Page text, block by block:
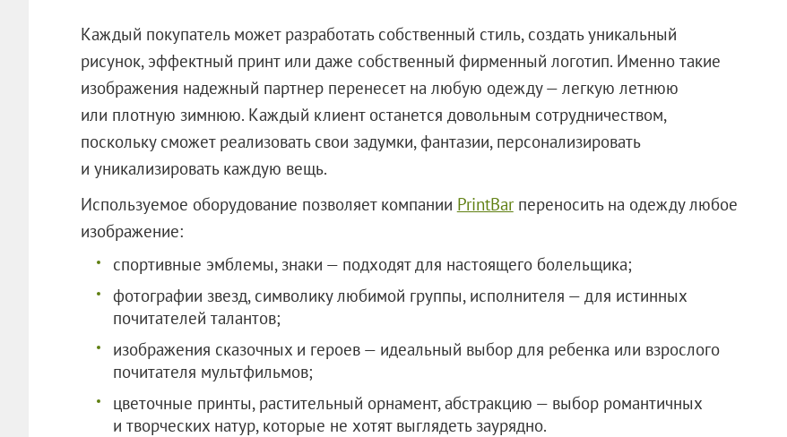
Каждый покупатель может разработать собственный стиль, создать уникальный
рисунок, эффектный принт или даже собственный фирменный логотип. Именно такие
изображения надежный партнер перенесет на любую одежду — легкую летнюю
или плотную зимнюю. Каждый клиент останется довольным сотрудничеством,
поскольку сможет реализовать свои задумки, фантазии, персонализировать
и уникализировать каждую вещь.
Используемое оборудование позволяет компании PrintBarпереносить на одежду любое
изображение:
спортивные эмблемы, знаки — подходят для настоящего болельщика;
фотографии звезд, символику любимой группы, исполнителя — для истинных
почитателей талантов;
изображения сказочных и героев — идеальный выбор для ребенка или взрослого
почитателя мультфильмов;
цветочные принты, растительный орнамент, абстракцию — выбор романтичных
и творческих натур, которые не хотят выглядеть заурядно.